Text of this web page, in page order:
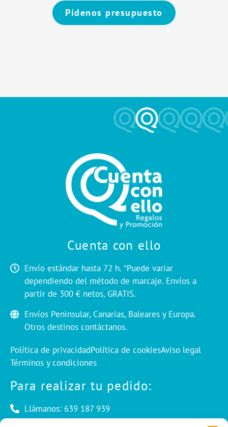
Pídenos presupuesto
Cuenta con ello
Envío estándar hasta 72 h. *Puede variar
dependiendo del método de marcaje. Envíos a
partir de 300 € netos, GRATIS.
Envíos Peninsular, Canarias, Baleares y Europa.
Otros destinos contáctanos.
Política de privacidadPolítica de cookiesAviso legal
Términos y condiciones
Para realizar tu pedido:
Llámanos: 639 187 939